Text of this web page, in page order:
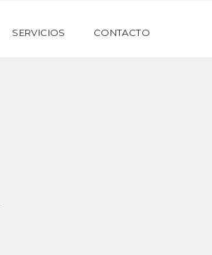
SERVICIOS CONTACTO